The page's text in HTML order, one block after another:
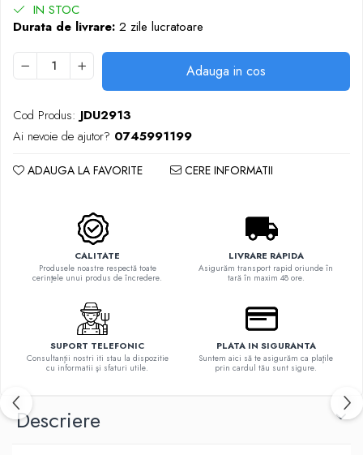
IN STOC
Durata de livrare: 2 zile lucratoare
Adauga in cos
Cod Produs: JDU2913
Ai nevoie de ajutor? 0745991199
ADAUGA LA FAVORITE CERE INFORMATII
CALITATE
Produsele noastre respectă toate
cerinţele unui produs de încredere.
LIVRARE RAPIDA
Asigurăm transport rapid oriunde în
tară în maxim 48 ore.
SUPORT TELEFONIC
Consultanţii nostri iti stau la dispozitie
cu informatii şi sfaturi utile.
PLATA IN SIGURANTA
Suntem aici să te asigurăm ca plaţile
prin cardul tău sunt sigure.
Descriere